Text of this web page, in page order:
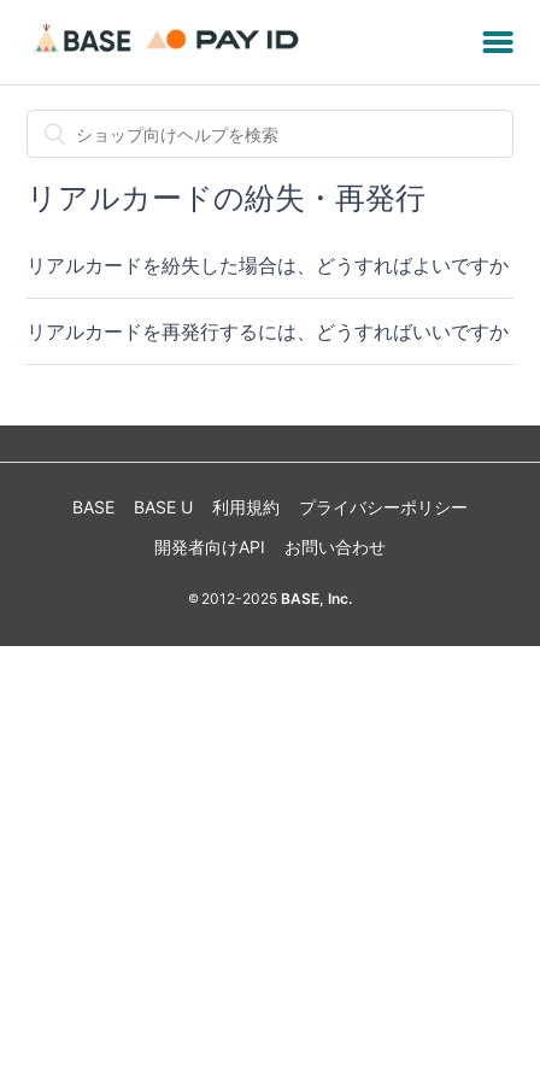
リアルカードの紛失・再発行
リアルカードを紛失した場合は、どうすればよいですか
リアルカードを再発行するには、どうすればいいですか
BASE BASE U 利用規約
プライバシーポリシー
開発者向けAPI
お問い合わせ
© 2012-2025BASE, Inc.